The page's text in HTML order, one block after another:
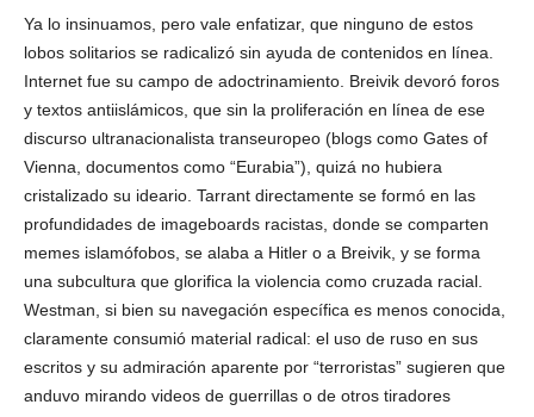
Ya lo insinuamos, pero vale enfatizar, que ninguno de estos
lobos solitarios se radicalizó sin ayuda de contenidos en línea.
Internet fue su campo de adoctrinamiento. Breivik devoró foros
y textos antiislámicos, que sin la proliferación en línea de ese
discurso ultranacionalista transeuropeo (blogs como Gates of
Vienna, documentos como “Eurabia”), quizá no hubiera
cristalizado su ideario. Tarrant directamente se formó en las
profundidades de imageboards racistas, donde se comparten
memes islamófobos, se alaba a Hitler o a Breivik, y se forma
una subcultura que glorifica la violencia como cruzada racial.
Westman, si bien su navegación específica es menos conocida,
claramente consumió material radical: el uso de ruso en sus
escritos y su admiración aparente por “terroristas” sugieren que
anduvo mirando videos de guerrillas o de otros tiradores